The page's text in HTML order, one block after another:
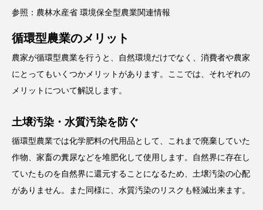
参照： 農林水産省 環境保全型農業関連情報
循環型農業のメリット
農家が循環型農業を行うと、自然環境だけでなく、消費者や農家
にとってもいくつかメリットがあります。ここでは、それぞれの
メリットについて解説します。
土壌汚染・水質汚染を防ぐ
循環型農業では化学肥料の代用品として、これまで廃棄していた
作物、家畜の糞尿などを堆肥化して使用します。自然界に存在し
ていたものを自然界に還元することになるため、土壌汚染の心配
がありません。また同様に、水質汚染のリスクも軽減出来ます。